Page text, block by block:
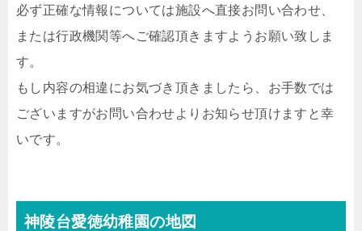
必ず正確な情報については施設へ直接お問い合わせ、
または行政機関等へご確認頂きますようお願い致しま
す。
もし内容の相違にお気づき頂きましたら、お手数では
ございますがお問い合わせよりお知らせ頂けますと幸
いです。
神陵台愛徳幼稚園の地図